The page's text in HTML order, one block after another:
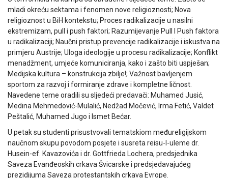
mladi okreću sektama i fenomen nove religioznosti; Nova
religioznost u BiH kontekstu; Proces radikalizacije u nasilni
ekstremizam, pull i push faktori; Razumijevanje Pull I Push faktora
u radikalizaciji; Naučni pristup prevencije radikalizacije i iskustva na
primjeru Austrije; Uloga ideologije u procesu radikalizacije; Konflikt
menadžment, umjeće komuniciranja, kako i zašto biti uspješan;
Medijska kultura – konstrukcija zbilje!; Važnost bavljenjem
sportom za razvoj i formiranje zdrave i kompletne ličnost.
Navedene teme oradili su sljedeći predavači: Muhamed Jusić,
Medina Mehmedović-Mulalić, Nedžad Močević, Irma Fetić, Valdet
Peštalić, Muhamed Jugo i Ismet Bećar.
U petak su studenti prisustvovali tematskiom međureligijskom
naučnom skupu povodom posjete i susreta reisu-l-uleme dr.
Husein-ef. Kavazovića i dr. Gottfrieda Lochera, predsjednika
Saveza Evanđeoskih crkava Švicarske i predsjedavajućeg
prezidijuma Saveza protestantskih crkava Evrope.